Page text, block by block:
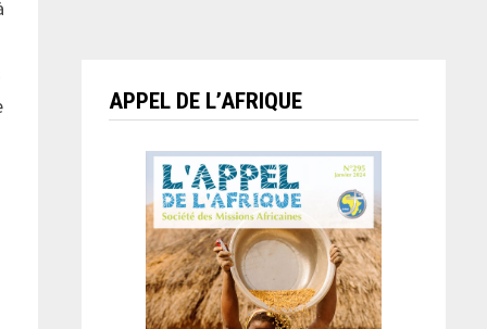
APPEL DE L’AFRIQUE